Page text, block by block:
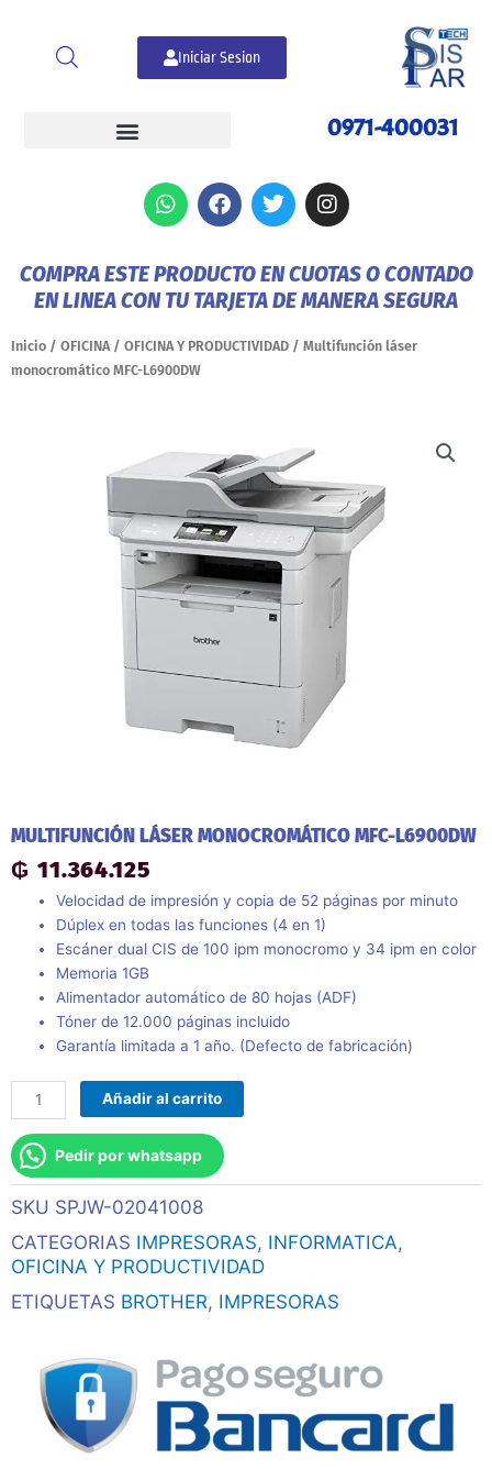
contenido
Iniciar Sesion
0971-400031
W
h
s
a
p
F
a
b
o
k
T
w
t
e
I
n
a
g
a
COMPRA ESTE PRODUCTO EN CUOTAS O CONTADO
EN LINEA CON TU TARJETA DE MANERA SEGURA
Inicio / OFICINA / OFICINA Y PRODUCTIVIDAD / Multifunción láser
monocromático MFC-L6900DW
MULTIFUNCIÓN LÁSER MONOCROMÁTICO MFC-L6900DW
₲ 11.364.125
Velocidad de impresión y copia de 52 páginas por minuto
Dúplex en todas las funciones (4 en 1)
Escáner dual CIS de 100 ipm monocromo y 34 ipm en color
Memoria 1GB
Alimentador automático de 80 hojas (ADF)
Tóner de 12.000 páginas incluido
Garantía limitada a 1 año. (Defecto de fabricación)
Multifunción
láser
monocromático
MFC-
L6900DW
cantidad
Añadir al carrito
Pedir por whatsapp
SKU SPJW-02041008
CATEGORIAS IMPRESORAS, INFORMATICA,
OFICINA Y PRODUCTIVIDAD
ETIQUETAS BROTHER, IMPRESORAS